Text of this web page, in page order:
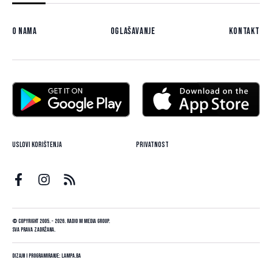
O nama Oglašavanje Kontakt
Uslovi korištenja Privatnost
© Copyright 2005. - 2026. Radio M Media Group.
Sva prava zadržana.
Dizajn i programiranje:Lampa.ba